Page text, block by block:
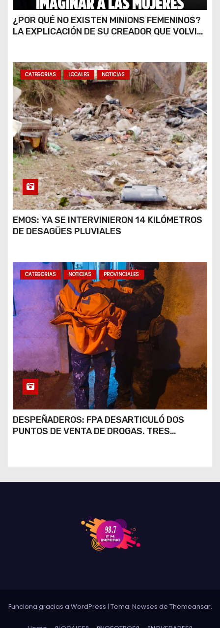
¿POR QUÉ NO EXISTEN MINIONS FEMENINOS?
LA EXPLICACIÓN DE SU CREADOR QUE VOLVIÓ
CATEGORIAS LOCALES NOTICIAS
EMOS: YA SE INTERVINIERON 14 KILÓMETROS
DE DESAGÜES PLUVIALES
CATEGORIAS NOTICIAS PROVINCIALES
DESPEÑADEROS: FPA DESARTICULÓ DOS
PUNTOS DE VENTA DE DROGAS. TRES
Funciona gracias a WordPress | Tema: Newses de Themeansar.